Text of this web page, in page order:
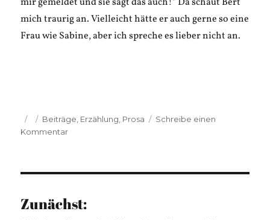
mich traurig an. Vielleicht hätte er auch gerne so eine
Frau wie Sabine, aber ich spreche es lieber nicht an.
Veröffentlicht
am
Kategorien
Beiträge Erzählung Prosa
Schreibe einen
Kommentarzu
Liebe
Zunächst: